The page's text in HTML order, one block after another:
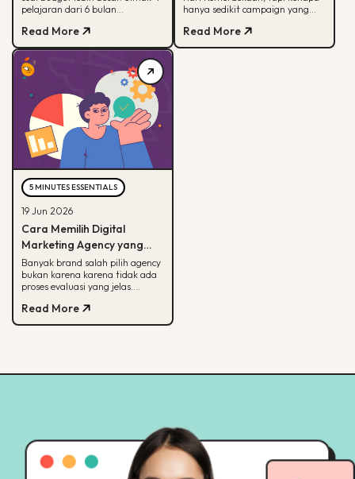
pelajaran dari 6 bulan
memahami peran tiap channel
marketing
Read More
hanya sedikit campaign yang
untuk bikin campaign yang
bermakna.
Read More
5 MINUTES ESSENTIALS
19 Jun 2026
Cara Memilih Digital
Marketing Agency yang
Tepat untuk Bisnis Kamu
Banyak brand salah pilih agency
bukan karena karena tidak ada
proses evaluasi yang jelas.
menilai agency dari spesialisasi,
track record, hingga
Read More